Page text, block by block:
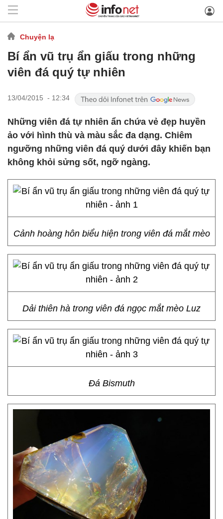
Chuyện lạ
Bí ẩn vũ trụ ẩn giấu trong những
viên đá quý tự nhiên
13/04/2015 - 12:34
Những viên đá tự nhiên ẩn chứa vẻ đẹp huyền
ảo với hình thù và màu sắc đa dạng. Chiêm
ngưỡng những viên đá quý dưới đây khiến bạn
không khỏi sửng sốt, ngỡ ngàng.
Cảnh hoàng hôn biểu hiện trong viên đá mắt mèo
Dải thiên hà trong viên đá ngọc mắt mèo Luz
Đá Bismuth